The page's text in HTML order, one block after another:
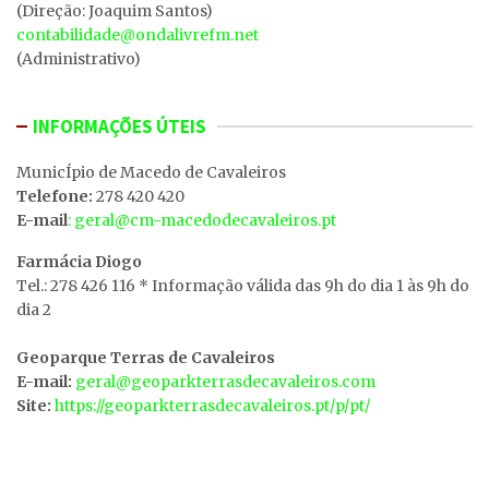
(Direção: Joaquim Santos)
contabilidade@ondalivrefm.net
(Administrativo)
INFORMAÇÕES ÚTEIS
MunicÍpio de Macedo de Cavaleiros
Telefone: 278 420 420
E-mail: geral@cm-macedodecavaleiros.pt
Farmácia Diogo
Tel.: 278 426 116 * Informação válida das 9h do dia 1 às 9h do
dia 2
Geoparque Terras de Cavaleiros
E-mail: geral@geoparkterrasdecavaleiros.com
Site: https://geoparkterrasdecavaleiros.pt/p/pt/